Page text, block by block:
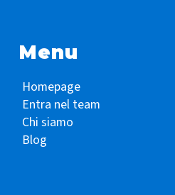
Menu
Homepage
Entra nel team
Chi siamo
Blog